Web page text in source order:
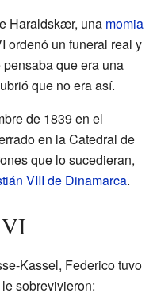
Haraldskær, una momia
ordenó un funeral real y
que era una
que no era así.
de 1839 en el
en la Catedral de
que lo sucedieran,
VIII de Dinamarca.
Kassel, Federico tuvo
sobrevivieron: